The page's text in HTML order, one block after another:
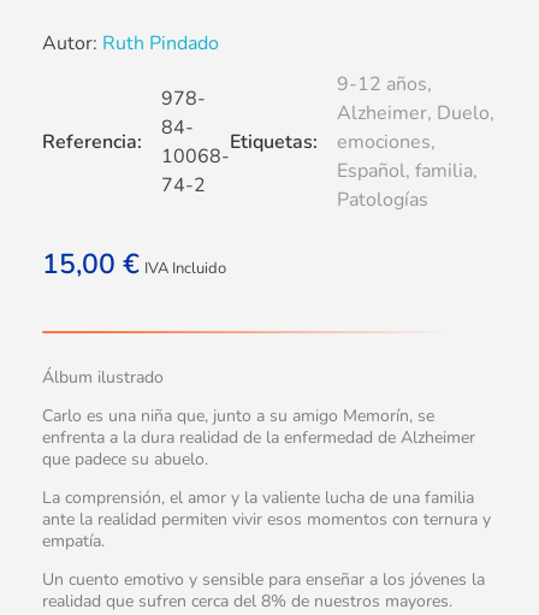
Autor: Ruth Pindado
15,00 € IVA Incluido
Álbum ilustrado
Carlo es una niña que, junto a su amigo Memorín, se
enfrenta a la dura realidad de la enfermedad de Alzheimer
que padece su abuelo.
La comprensión, el amor y la valiente lucha de una familia
ante la realidad permiten vivir esos momentos con ternura y
empatía.
Un cuento emotivo y sensible para enseñar a los jóvenes la
realidad que sufren cerca del 8% de nuestros mayores.
Referencia:
978-
84-
10068-
74-2
Etiquetas:
9-12 años,
Alzheimer, Duelo,
emociones,
Español, familia,
Patologías